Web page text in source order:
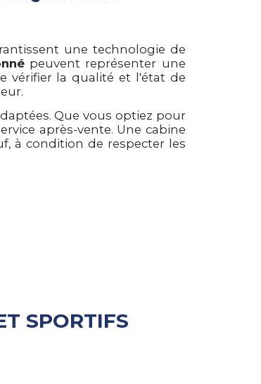
une technologie de
peuvent représenter une
vérifier la qualité et l'état de
Que vous optiez pour
après-vente. Une cabine
à condition de respecter les
SPORTIFS